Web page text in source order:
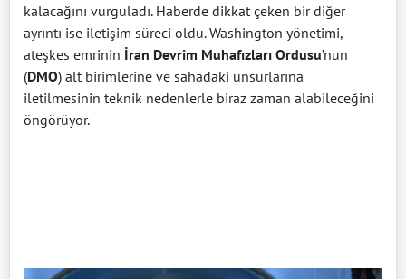
kalacağını vurguladı. Haberde dikkat çeken bir diğer
ayrıntı ise iletişim süreci oldu. Washington yönetimi,
ateşkes emrinin İran Devrim Muhafızları Ordusu’nun
(DMO) alt birimlerine ve sahadaki unsurlarına
iletilmesinin teknik nedenlerle biraz zaman alabileceğini
öngörüyor.